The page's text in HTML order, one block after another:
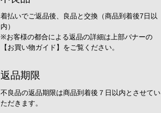
着払いでご返品後、良品と交換（商品到着後7日以
内）
※お客様の都合による返品の詳細は上部バナーの
【お買い物ガイド】をご覧ください。
返品期限
不良品の返品期限は商品到着後７日以内とさせてい
ただきます。